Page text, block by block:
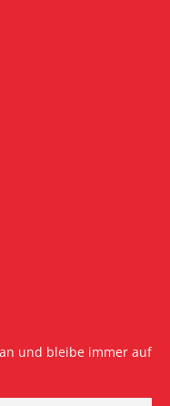
und bleibe immer auf